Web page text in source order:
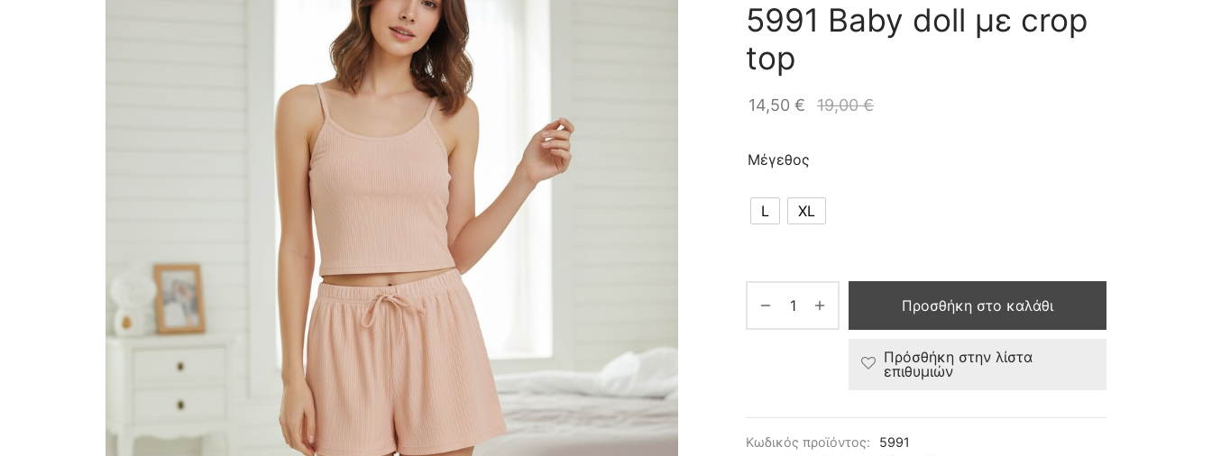
5991 Baby doll με crop
top
14,50 € 19,00€
Μέγεθος
L XL
Προσθήκη στο καλάθι
Πρόσθήκη στην λίστα
επιθυμιών
Κωδικός προϊόντος:
5991